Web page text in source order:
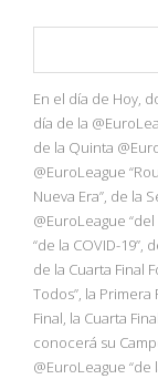
En el día de Hoy,
día de la
de la Quinta
@EuroLeague
Nueva Era”, de la
@EuroLeague
“de la COVID-19”,
de la Cuarta Final
Todos”, la Primera
Final, la Cuarta
conocerá su
@EuroLeague